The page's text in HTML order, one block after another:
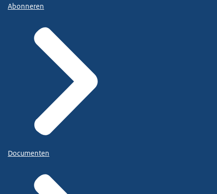
Abonneren
Documenten